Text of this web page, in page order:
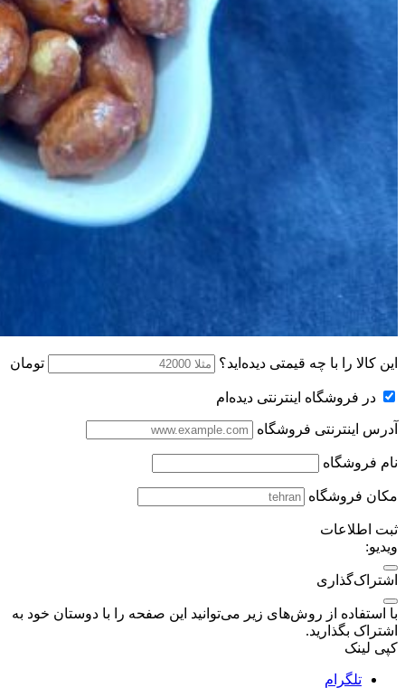
این کالا را با چه قیمتی دیده‌اید؟ تومان
در فروشگاه اینترنتی دیده‌ام
آدرس اینترنتی فروشگاه
نام فروشگاه
مکان فروشگاه
ثبت اطلاعات
ویدیو:
اشتراک‌گذاری
با استفاده از روش‌های زیر می‌توانید این صفحه را با دوستان خود به
اشتراک بگذارید.
کپی لینک
تلگرام